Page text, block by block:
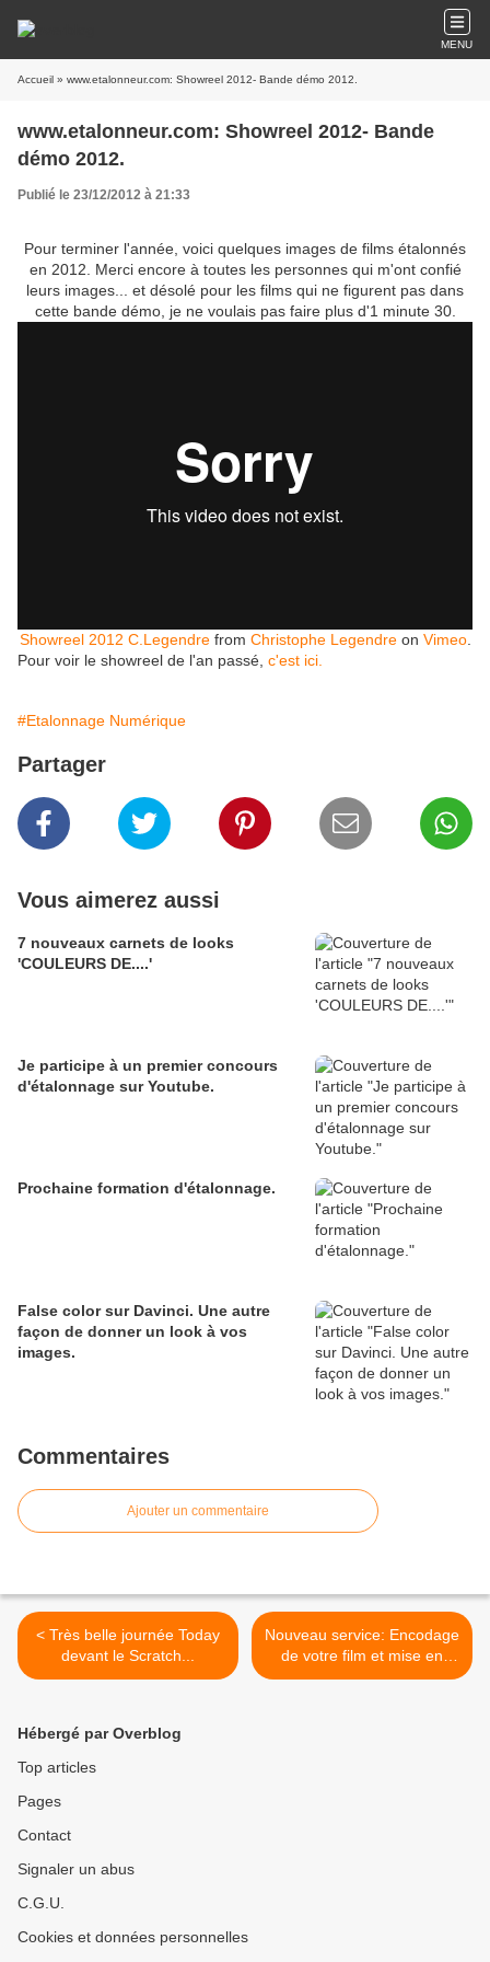
MENU
Accueil » www.etalonneur.com: Showreel 2012- Bande démo 2012.
www.etalonneur.com: Showreel 2012- Bande
démo 2012.
Publié le 23/12/2012 à 21:33
Pour terminer l'année, voici quelques images de films étalonnés
en 2012. Merci encore à toutes les personnes qui m'ont confié
leurs images... et désolé pour les films qui ne figurent pas dans
cette bande démo, je ne voulais pas faire plus d'1 minute 30.
Showreel 2012 C.Legendrefrom Christophe Legendreon Vimeo.
Pour voir le showreel de l'an passé, c'est ici.
#Etalonnage Numérique
Partager
Vous aimerez aussi
7 nouveaux carnets de looks
'COULEURS DE....'
Je participe à un premier concours
d'étalonnage sur Youtube.
Prochaine formation d'étalonnage.
False color sur Davinci. Une autre
façon de donner un look à vos
images.
Commentaires
Ajouter un commentaire
< Très belle journée Today
devant le Scratch...
Nouveau service: Encodage
de votre film et mise en
ligne sur Vimeo. >
Hébergé par Overblog
Top articles
Pages
Contact
Signaler un abus
C.G.U.
Cookies et données personnelles